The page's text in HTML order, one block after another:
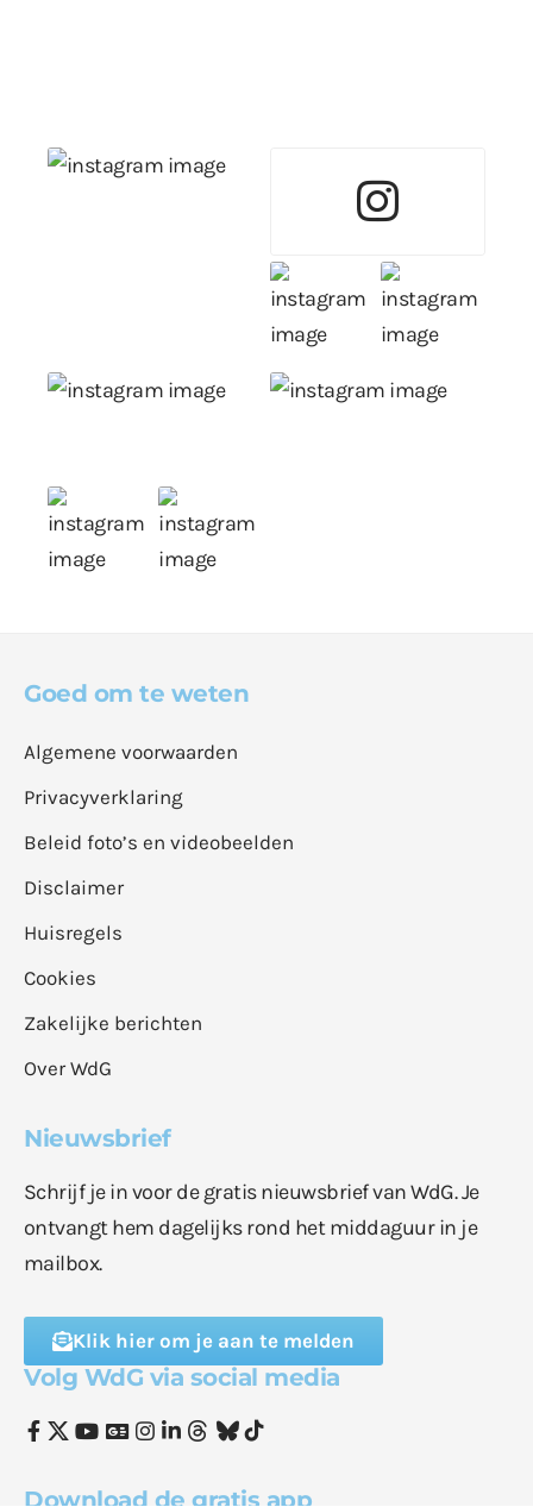
Goed om te weten
Algemene voorwaarden
Privacyverklaring
Beleid foto’s en videobeelden
Disclaimer
Huisregels
Cookies
Zakelijke berichten
Over WdG
Nieuwsbrief
Schrijf je in voor de gratis nieuwsbrief van WdG. Je
ontvangt hem dagelijks rond het middaguur in je
mailbox.
Klik hier om je aan te melden
Volg WdG via social media
Download de gratis app